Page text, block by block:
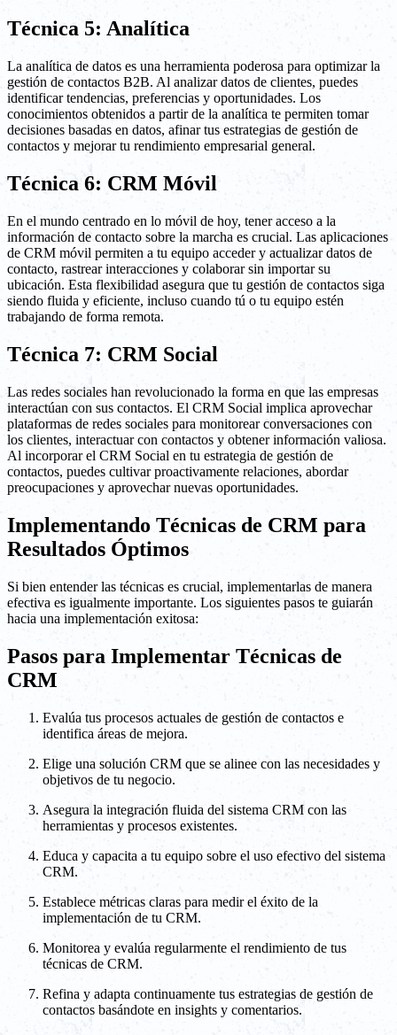
Técnica 5: Analítica
La analítica de datos es una herramienta poderosa para optimizar la
gestión de contactos B2B. Al analizar datos de clientes, puedes
identificar tendencias, preferencias y oportunidades. Los
conocimientos obtenidos a partir de la analítica te permiten tomar
decisiones basadas en datos, afinar tus estrategias de gestión de
contactos y mejorar tu rendimiento empresarial general.
Técnica 6: CRM Móvil
En el mundo centrado en lo móvil de hoy, tener acceso a la
información de contacto sobre la marcha es crucial. Las aplicaciones
de CRM móvil permiten a tu equipo acceder y actualizar datos de
contacto, rastrear interacciones y colaborar sin importar su
ubicación. Esta flexibilidad asegura que tu gestión de contactos siga
siendo fluida y eficiente, incluso cuando tú o tu equipo estén
trabajando de forma remota.
Técnica 7: CRM Social
Las redes sociales han revolucionado la forma en que las empresas
interactúan con sus contactos. El CRM Social implica aprovechar
plataformas de redes sociales para monitorear conversaciones con
los clientes, interactuar con contactos y obtener información valiosa.
Al incorporar el CRM Social en tu estrategia de gestión de
contactos, puedes cultivar proactivamente relaciones, abordar
preocupaciones y aprovechar nuevas oportunidades.
Implementando Técnicas de CRM para
Resultados Óptimos
Si bien entender las técnicas es crucial, implementarlas de manera
efectiva es igualmente importante. Los siguientes pasos te guiarán
hacia una implementación exitosa:
Pasos para Implementar Técnicas de
CRM
Evalúa tus procesos actuales de gestión de contactos e
identifica áreas de mejora.
Elige una solución CRM que se alinee con las necesidades y
objetivos de tu negocio.
Asegura la integración fluida del sistema CRM con las
herramientas y procesos existentes.
Educa y capacita a tu equipo sobre el uso efectivo del sistema
CRM.
Establece métricas claras para medir el éxito de la
implementación de tu CRM.
Monitorea y evalúa regularmente el rendimiento de tus
técnicas de CRM.
Refina y adapta continuamente tus estrategias de gestión de
contactos basándote en insights y comentarios.